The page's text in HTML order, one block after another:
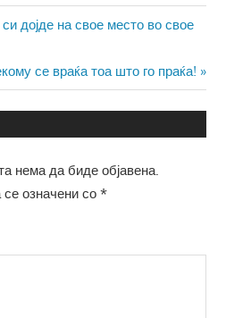
дојде на свое место во свое
се враќа тоа што го праќа!
нема да биде објавена.
означени со *